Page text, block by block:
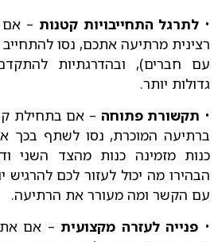
• לתרגל התחייבויות קטנות – אם
רצינית מרתיעה אתכם, נסו
עם חברים), ובהדרגתיות
גדולות יותר.
• תקשורת פתוחה – אם בתחילת
ברתיעה המוכרת, נסו לשתף בכך
כנות מזמינה כנות מהצד השני
הבהירו מה יכול לעזור לכם
עם הקשר ומה מעורר את הרתיעה.
• פנייה לעזרה מקצועית – אם